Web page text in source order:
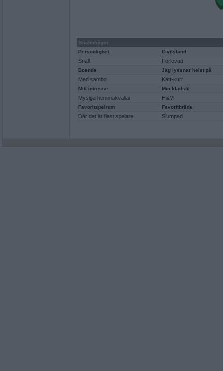
Snabbfrågor
Personlighet
Civilstånd
Snäll Förlovad
Boende Jag lyssnar helst på
Med sambo Katt-kurr
Mitt intresse Min klädstil
Mysiga hemmakvällar H&M
Favoritspelrum Favoritbräde
Där det är flest spelare Slumpad